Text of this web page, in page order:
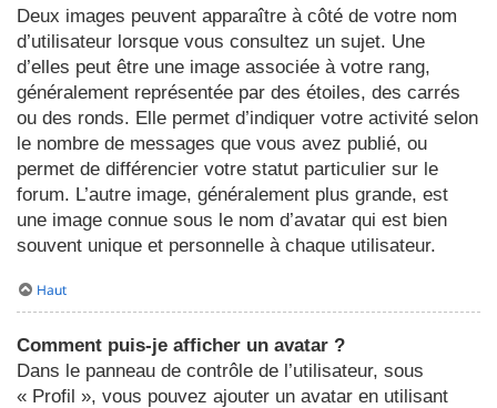
Deux images peuvent apparaître à côté de votre nom
d’utilisateur lorsque vous consultez un sujet. Une
d’elles peut être une image associée à votre rang,
généralement représentée par des étoiles, des carrés
ou des ronds. Elle permet d’indiquer votre activité selon
le nombre de messages que vous avez publié, ou
permet de différencier votre statut particulier sur le
forum. L’autre image, généralement plus grande, est
une image connue sous le nom d’avatar qui est bien
souvent unique et personnelle à chaque utilisateur.
Haut
Comment puis-je afficher un avatar ?
Dans le panneau de contrôle de l’utilisateur, sous
« Profil », vous pouvez ajouter un avatar en utilisant